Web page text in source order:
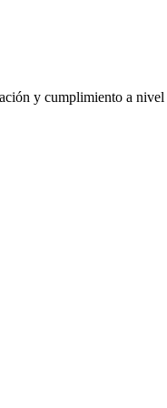
y cumplimiento a nivel